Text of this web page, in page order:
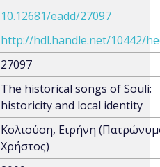
10.12681/eadd/27097
http://hdl.handle.net/10442/
27097
The historical songs of Souli:
historicity and local identity
Κολιούση, Ειρήνη
Χρήστος)